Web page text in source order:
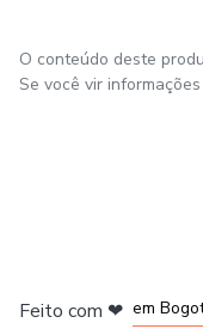
O conteúdo deste
Se você vir
Feito com ❤ em